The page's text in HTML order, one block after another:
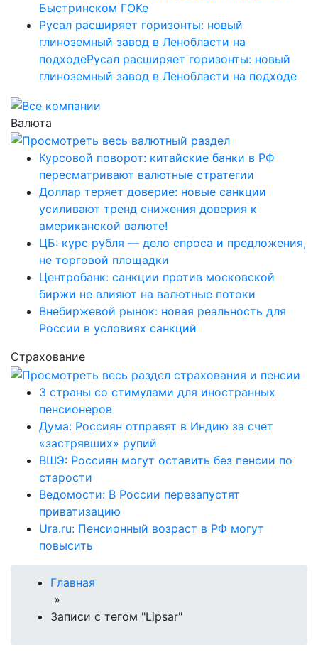
Быстринском ГОКе
Русал расширяет горизонты: новый
глиноземный завод в Ленобласти на
подходеРусал расширяет горизонты: новый
глиноземный завод в Ленобласти на подходе
Валюта
Курсовой поворот: китайские банки в РФ
пересматривают валютные стратегии
Доллар теряет доверие: новые санкции
усиливают тренд снижения доверия к
американской валюте!
ЦБ: курс рубля — дело спроса и предложения,
не торговой площадки
Центробанк: санкции против московской
биржи не влияют на валютные потоки
Внебиржевой рынок: новая реальность для
России в условиях санкций
Страхование
3 страны со стимулами для иностранных
пенсионеров
Дума: Россиян отправят в Индию за счет
«застрявших» рупий
ВШЭ: Россиян могут оставить без пенсии по
старости
Ведомости: В России перезапустят
приватизацию
Ura.ru: Пенсионный возраст в РФ могут
повысить
Главная
»
Записи с тегом "Lipsar"